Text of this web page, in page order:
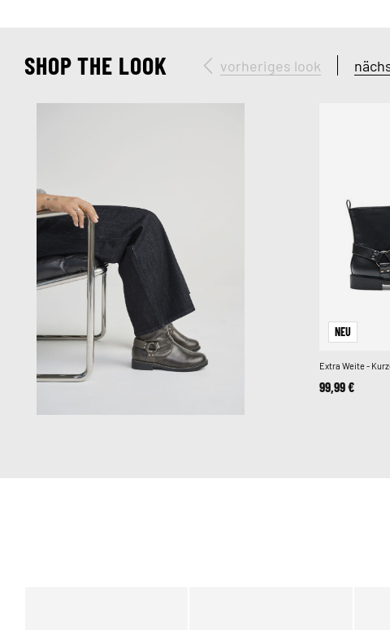
SHOP THE LOOK vorheriges look
NEU
Extra Weite -
99,99 €